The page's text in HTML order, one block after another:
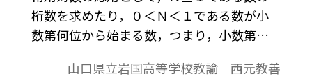
桁数を求めたり，０＜Ｎ＜１である数が小
数第何位から始まる数，つまり，小数第何
たりする問題があるが，教科書ではそれ以
山口県立岩国高等学校教諭 西元教善